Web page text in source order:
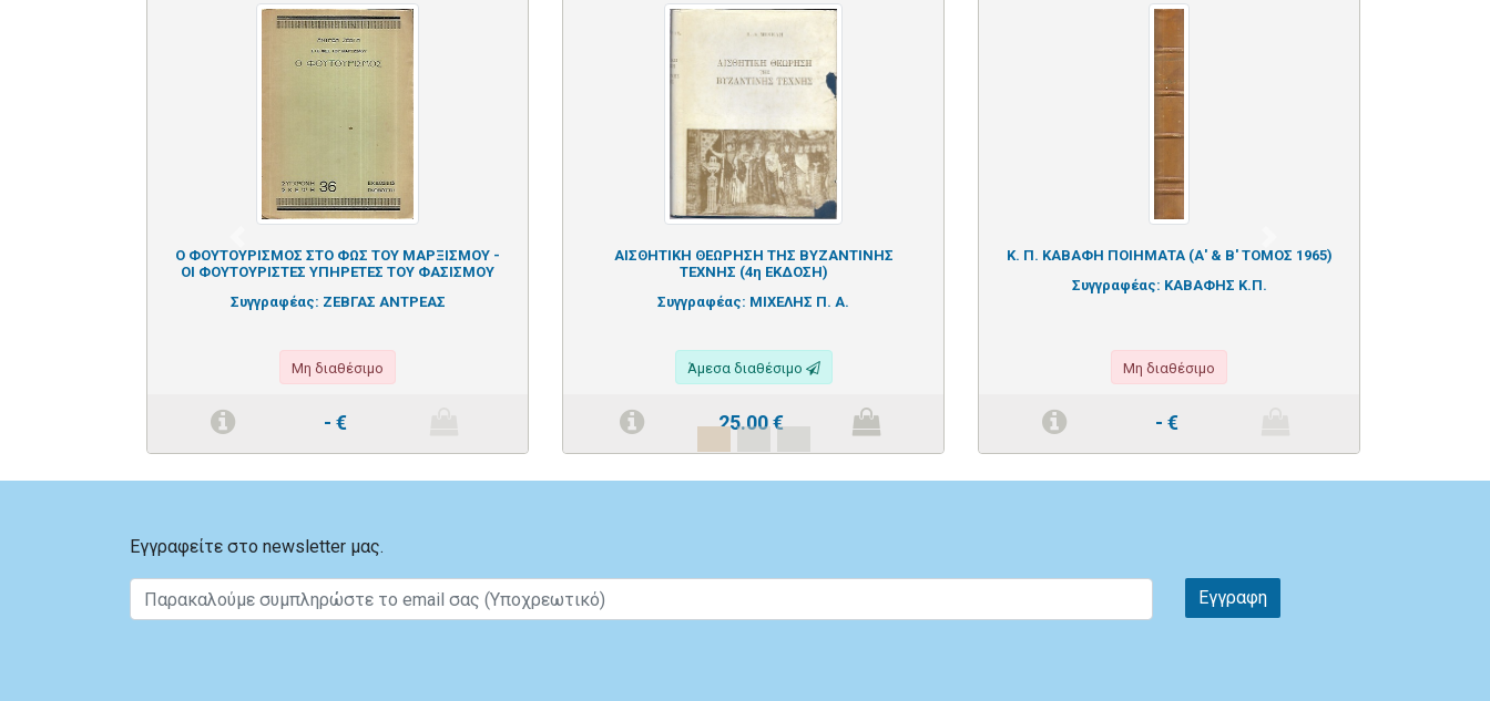
Ο ΦΟΥΤΟΥΡΙΣΜΟΣ ΣΤΟ ΦΩΣ ΤΟΥ ΜΑΡΞΙΣΜΟΥ -
ΟΙ ΦΟΥΤΟΥΡΙΣΤΕΣ ΥΠΗΡΕΤΕΣ ΤΟΥ ΦΑΣΙΣΜΟΥ
Συγγραφέας: ΖΕΒΓΑΣ ΑΝΤΡΕΑΣ
Μη διαθέσιμο
- €
ΑΙΣΘΗΤΙΚΗ ΘΕΩΡΗΣΗ ΤΗΣ ΒΥΖΑΝΤΙΝΗΣ
ΤΕΧΝΗΣ (4η ΕΚΔΟΣΗ)
Συγγραφέας: ΜΙΧΕΛΗΣ Π. Α.
Άμεσα διαθέσιμο
25.00€
Κ. Π. ΚΑΒΑΦΗ ΠΟΙΗΜΑΤΑ (Α' & Β' ΤΟΜΟΣ 1965)
Συγγραφέας: ΚΑΒΑΦΗΣ Κ.Π.
Μη διαθέσιμο
- €
Previous Next
Εγγραφείτε στο newsletter μας.
Εγγραφη